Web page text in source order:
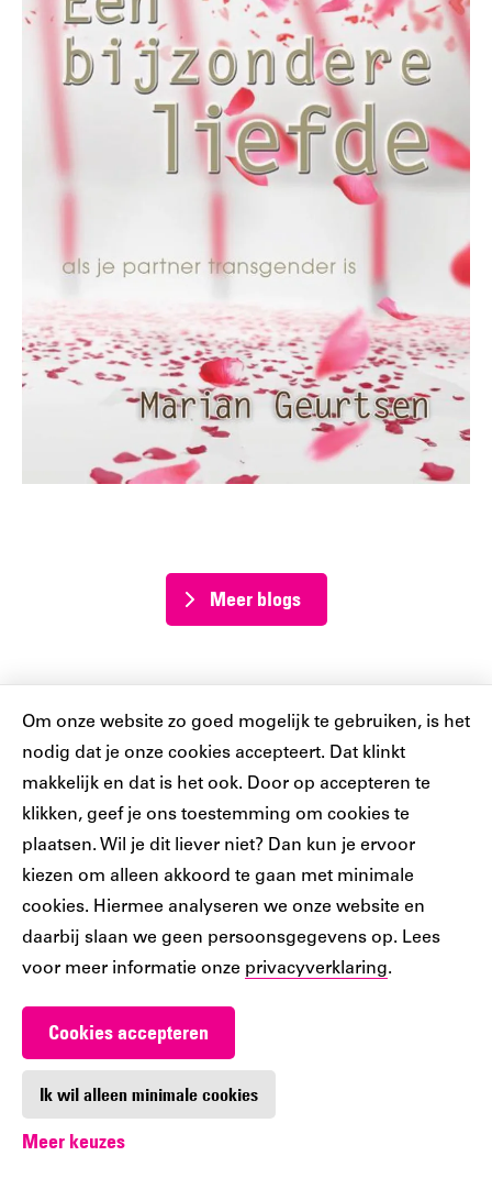
Cookiebar
Om onze website zo goed mogelijk te gebruiken, is het
nodig dat je onze cookies accepteert. Dat klinkt
makkelijk en dat is het ook. Door op accepteren te
klikken, geef je ons toestemming om cookies te
plaatsen. Wil je dit liever niet? Dan kun je ervoor
kiezen om alleen akkoord te gaan met minimale
cookies. Hiermee analyseren we onze website en
daarbij slaan we geen persoonsgegevens op. Lees
voor meer informatie onze privacyverklaring.
Cookies accepteren
Ik wil alleen minimale cookies
Meer keuzes
Meer blogs
Over Sabine
Sabine is social media manager en maakt
onderdeel uit van het Innovatieteam bij de
nieuwe bibliotheek. En verder? Sabine is ook
nog moeder van twee broers, eigenaar van
blogPukster.nlen ze kookt, bakt, leest en sport
graag en vaak.